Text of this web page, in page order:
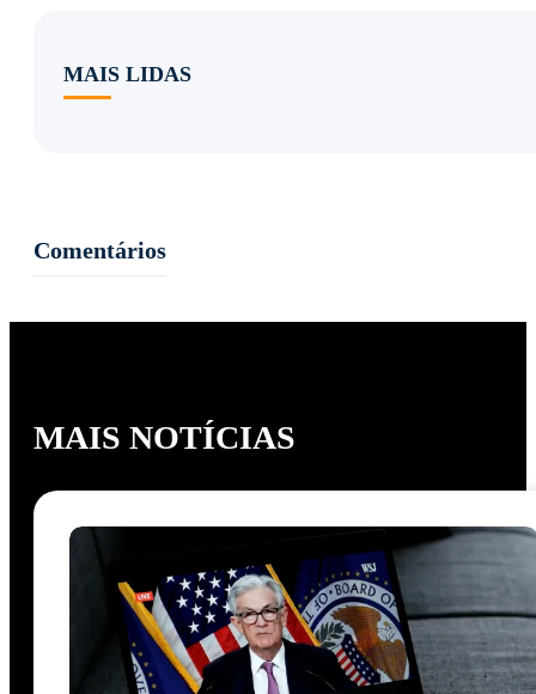
MAIS LIDAS
Comentários
MAIS NOTÍCIAS